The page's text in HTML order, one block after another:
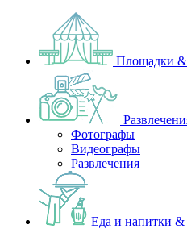
Площадки &
Фотографы
Видеографы
Развлечения
Еда и напитки &